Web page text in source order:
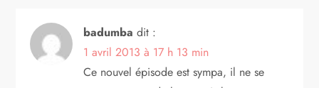
c
l
badumba dit :
1 avril 2013 à 17 h 13 min
Ce nouvel épisode est sympa, il ne se